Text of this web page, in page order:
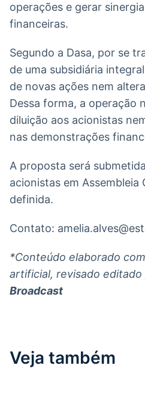
operações e gerar
financeiras.
Segundo a Dasa, por se
de uma subsidiária
de novas ações nem
Dessa forma, a operação
diluição aos acionistas
nas demonstrações
A proposta será
acionistas em Assembleia
definida.
Contato:
*Conteúdo elaborado
artificial, revisado editado
Broadcast
Veja também